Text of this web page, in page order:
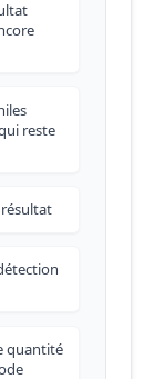
reste
quantité